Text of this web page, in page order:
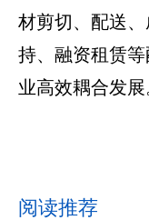
材剪切、配送
持、融资租赁
业高效耦合发展
阅读推荐